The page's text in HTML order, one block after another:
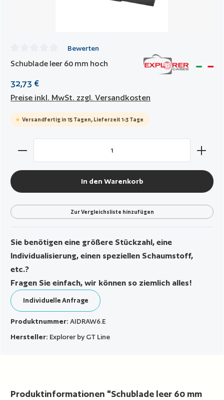
Durchschnittliche Bewertung von 0 von 5 Sternen
Bewerten
Schublade leer 60 mm hoch
32,73 €
Preise inkl. MwSt. zzgl. Versandkosten
Versandfertig in 15 Tagen, Lieferzeit 1-3 Tage
Produkt Anzahl: Gib den gewünschten Wert ein oder
In den Warenkorb
Zur Vergleichsliste hinzufügen
Sie benötigen eine größere Stückzahl, eine
Individualisierung, einen speziellen Schaumstoff,
etc.?
Fragen Sie einfach, wir können so ziemlich alles!
Individuelle Anfrage
Produktnummer:AIDRAW6.E
Hersteller: Explorer by GT Line
Produktinformationen "Schublade leer 60 mm